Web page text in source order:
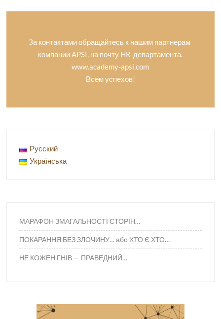
За контактами обращайтесь к нашим партнерам
компании APSI, на почту HR-департамента.
www.academy-apsi.com
Всем успехов!
Русский
Українська
МАРАФОН ЗМАГАЛЬНОСТІ СТОРІН…
ПОКАРАННЯ БЕЗ ЗЛОЧИНУ… або ХТО Є ХТО…
НЕ КОЖЕН ГНІВ — ПРАВЕДНИЙ…